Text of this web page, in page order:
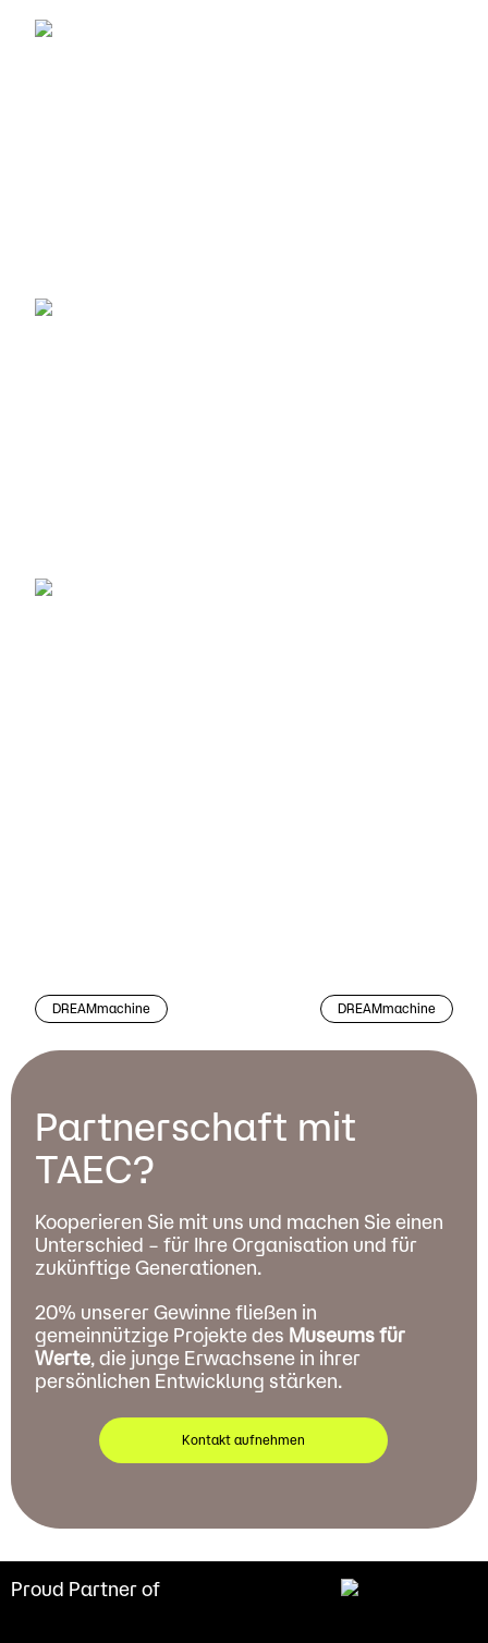
DREAMmachine DREAMmachine
Partnerschaft mit
TAEC?
Kooperieren Sie mit uns und machen Sie einen
Unterschied – für Ihre Organisation und für
zukünftige Generationen.
20% unserer Gewinne fließen in
gemeinnützige Projekte des Museums für
Werte, die junge Erwachsene in ihrer
persönlichen Entwicklung stärken.
Kontakt aufnehmen
Proud Partner of